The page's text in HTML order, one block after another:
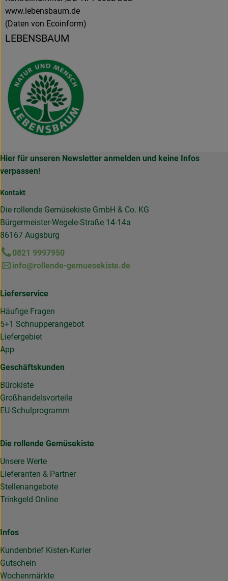
www.lebensbaum.de
(Daten von Ecoinform)
LEBENSBAUM
Hier für unseren Newsletter anmelden und keine Infos
verpassen!
Kontakt
Die rollende Gemüsekiste GmbH & Co. KG
Bürgermeister-Wegele-Straße 14-14a
86167 Augsburg
0821 9997950
info@rollende-gemuesekiste.de
Lieferservice
Häufige Fragen
5+1 Schnupperangebot
Liefergebiet
App
Geschäftskunden
Bürokiste
Großhandelsvorteile
EU-Schulprogramm
Die rollende Gemüsekiste
Unsere Werte
Lieferanten & Partner
Stellenangebote
Trinkgeld Online
Infos
Kundenbrief Kisten-Kurier
Gutschein
Wochenmärkte